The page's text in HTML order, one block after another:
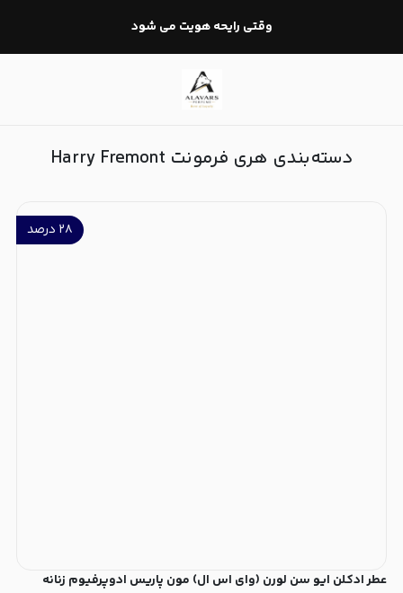
وقتی رایحه هویت می شود
دسته‌بندی هری فرمونت Harry Fremont
۲۸ درصد
عطر ادکلن ایو سن لورن (وای اس ال) مون پاریس ادوپرفیوم زنانه